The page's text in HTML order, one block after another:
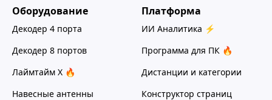
Оборудование
Декодер 4 порта
Декодер 8 портов
Лаймтайм Х 🔥
Навесные антенны
Платформа
ИИ Аналитика ⚡
Программа для ПК 🔥
Дистанции и категории
Конструктор страниц